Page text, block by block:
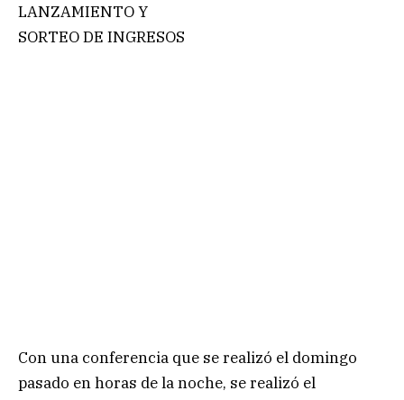
LANZAMIENTO Y
SORTEO DE INGRESOS
Con una conferencia que se realizó el domingo
pasado en horas de la noche, se realizó el